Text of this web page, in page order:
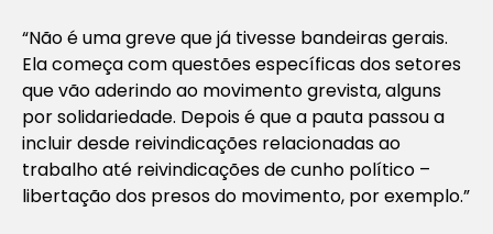
“Não é uma greve que já tivesse bandeiras gerais.
Ela começa com questões específicas dos setores
que vão aderindo ao movimento grevista, alguns
por solidariedade. Depois é que a pauta passou a
incluir desde reivindicações relacionadas ao
trabalho até reivindicações de cunho político –
libertação dos presos do movimento, por exemplo.”